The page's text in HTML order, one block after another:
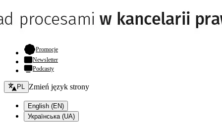
Promocje- otwiera się w nowej karcie
Newsletter
Podcasty
Zmień język - bieżący:
PL Zmień język strony
English (EN)
Українська (UA)